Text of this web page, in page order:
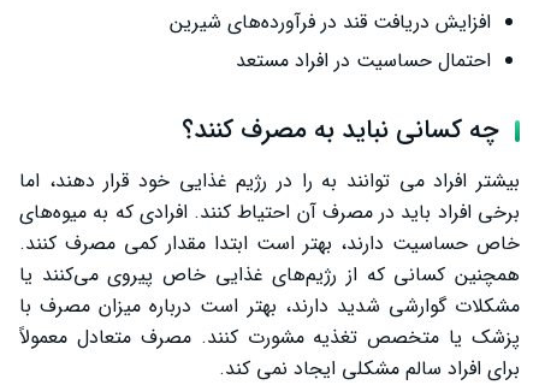
افزایش دریافت قند در فرآورده‌های شیرین
احتمال حساسیت در افراد مستعد
چه کسانی نباید به مصرف کنند؟
بیشتر افراد می ‌توانند به را در رژیم غذایی خود قرار دهند، اما
برخی افراد باید در مصرف آن احتیاط کنند. افرادی که به میوه‌های
خاص حساسیت دارند، بهتر است ابتدا مقدار کمی مصرف کنند.
همچنین کسانی که از رژیم‌های غذایی خاص پیروی می‌کنند یا
مشکلات گوارشی شدید دارند، بهتر است درباره میزان مصرف با
پزشک یا متخصص تغذیه مشورت کنند. مصرف متعادل معمولاً
برای افراد سالم مشکلی ایجاد نمی ‌کند.